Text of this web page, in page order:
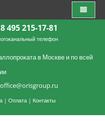
8 495 215-17-81
телефон
в Москве и по всей
office@orisgroup.ru
| Оплата| Контакты